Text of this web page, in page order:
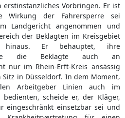
Vorbringen. Er ist
Wirkung der Fahrersperre sei
Landgericht angenommen und
der Beklagten im Kreisgebiet
hinaus. Er behauptet, ihre
die Beklagte auch an
nur im Rhein-Erft-Kreis ansässig
Sitz in Düsseldorf. In dem Moment,
Arbeitgeber Linien auch im
scheide er, der Kläger,
eingeschränkt einsetzbar sei und